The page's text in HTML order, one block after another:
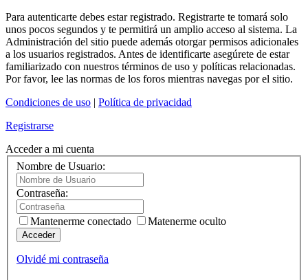
Para autenticarte debes estar registrado. Registrarte te tomará solo
unos pocos segundos y te permitirá un amplio acceso al sistema. La
Administración del sitio puede además otorgar permisos adicionales
a los usuarios registrados. Antes de identificarte asegúrete de estar
familiarizado con nuestros términos de uso y políticas relacionadas.
Por favor, lee las normas de los foros mientras navegas por el sitio.
Condiciones de uso | Política de privacidad
Registrarse
Acceder a mi cuenta
Nombre de Usuario:
Contraseña:
Mantenerme conectado Matenerme oculto
Acceder
Olvidé mi contraseña